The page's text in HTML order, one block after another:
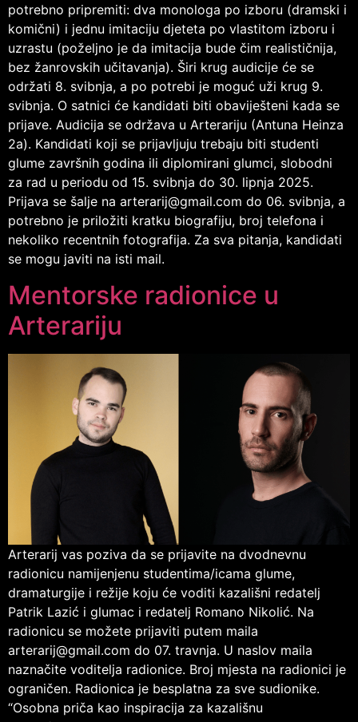
potrebno pripremiti: dva monologa po izboru (dramski i
komični) i jednu imitaciju djeteta po vlastitom izboru i
uzrastu (poželjno je da imitacija bude čim realističnija,
bez žanrovskih učitavanja). Širi krug audicije će se
održati 8. svibnja, a po potrebi je moguć uži krug 9.
svibnja. O satnici će kandidati biti obaviješteni kada se
prijave. Audicija se održava u Arterariju (Antuna Heinza
2a). Kandidati koji se prijavljuju trebaju biti studenti
glume završnih godina ili diplomirani glumci, slobodni
za rad u periodu od 15. svibnja do 30. lipnja 2025.
Prijava se šalje na arterarij@gmail.com do 06. svibnja, a
potrebno je priložiti kratku biografiju, broj telefona i
nekoliko recentnih fotografija. Za sva pitanja, kandidati
se mogu javiti na isti mail.
Mentorske radionice u
Arterariju
Arterarij vas poziva da se prijavite na dvodnevnu
radionicu namijenjenu studentima/icama glume,
dramaturgije i režije koju će voditi kazališni redatelj
Patrik Lazić i glumac i redatelj Romano Nikolić. Na
radionicu se možete prijaviti putem maila
arterarij@gmail.com do 07. travnja. U naslov maila
naznačite voditelja radionice. Broj mjesta na radionici je
ograničen. Radionica je besplatna za sve sudionike.
“Osobna priča kao inspiracija za kazališnu